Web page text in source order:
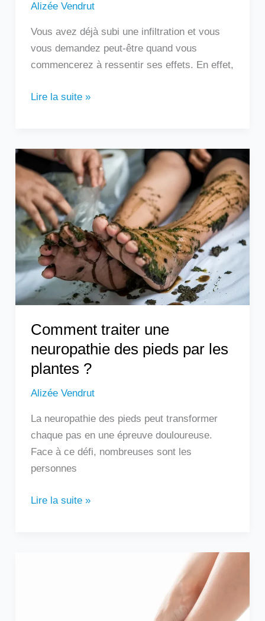
Alizée Vendrut
Vous avez déjà subi une infiltration et vous
vous demandez peut-être quand vous
commencerez à ressentir ses effets. En effet,
Lire la suite »
Comment traiter une
neuropathie des pieds par les
plantes ?
Alizée Vendrut
La neuropathie des pieds peut transformer
chaque pas en une épreuve douloureuse.
Face à ce défi, nombreuses sont les
personnes
Comment
traiter
une
neuropathie
des
pieds
par
les
plantes
?
Lire la suite »